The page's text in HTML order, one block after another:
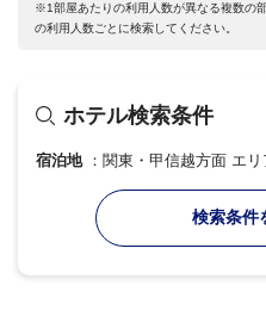
※1部屋あたりの利用人数が異なる複数の
の利用人数ごとに検索してください。
ホテル検索条件
宿泊地 関東・甲信越方面 エリ
検索条件